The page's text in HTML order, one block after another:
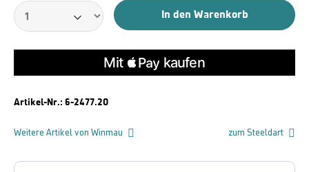
In den Warenkorb
Artikel-Nr.: 6-2477.20
Weitere Artikel von Winmau zum Steeldart